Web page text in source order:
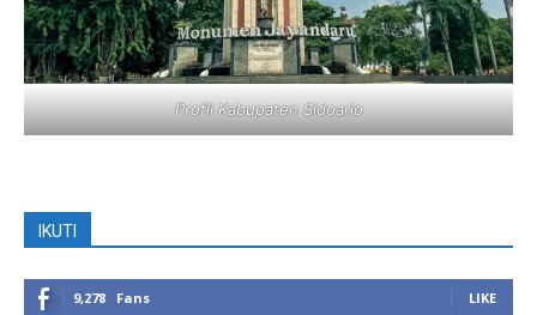
Profil Kabupaten Sidoarjo
IKUTI
9,278 Fans LIKE